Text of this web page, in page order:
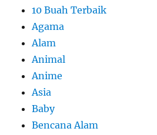
10 Buah Terbaik
Agama
Alam
Animal
Anime
Asia
Baby
Bencana Alam